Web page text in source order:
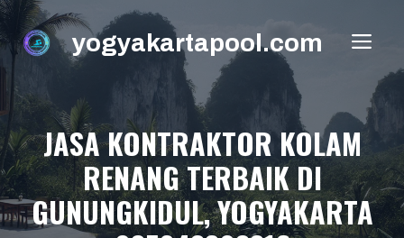
Skip
to
content
yogyakartapool.com
JASA KONTRAKTOR KOLAM
RENANG TERBAIK DI
GUNUNGKIDUL, YOGYAKARTA